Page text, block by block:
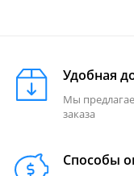
Удобная
Мы
заказа
Способы